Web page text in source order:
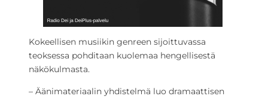
Kokeellisen musiikin genreen sijoittuvassa
teoksessa pohditaan kuolemaa hengellisestä
näkökulmasta.
– Äänimateriaalin yhdistelmä luo dramaattisen